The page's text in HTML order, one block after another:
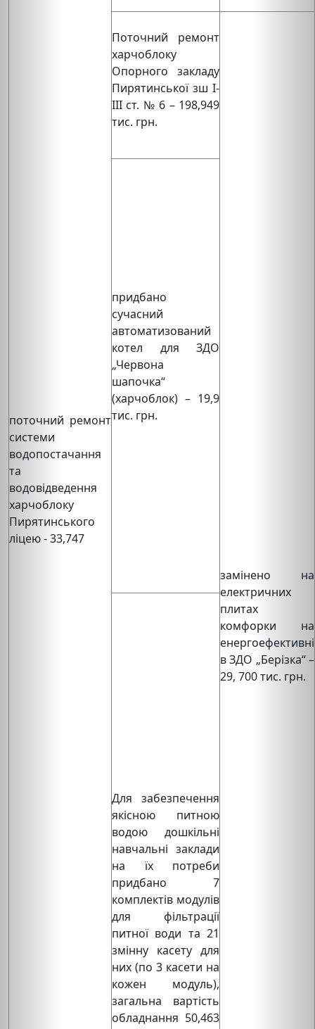
поточний ремонт
системи
водопостачання
та
водовідведення
харчоблоку
Пирятинського
ліцею - 33,747
Поточний ремонт
харчоблоку
Опорного закладу
Пирятинської зш І-
ІІІ ст. № 6 – 198,949
тис. грн.
замінено на
електричних
плитах
комфорки на
енергоефективні
в ЗДО „Берізка“ –
29, 700 тис. грн.
придбано
сучасний
автоматизований
котел для ЗДО
„Червона
шапочка“
(харчоблок) – 19,9
тис. грн.
Для забезпечення
якісною питною
водою дошкільні
навчальні заклади
на їх потреби
придбано 7
комплектів модулів
для фільтрації
питної води та 21
змінну касету для
них (по 3 касети на
кожен модуль),
загальна вартість
обладнання 50,463